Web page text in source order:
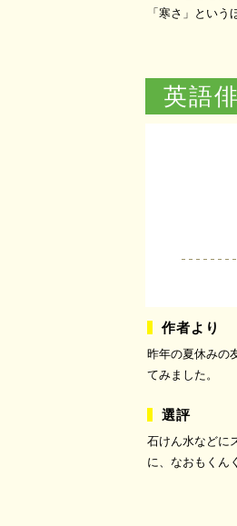
「寒さ」とい
英語
昨年の夏休みの
てみました。
石けん水などに
に、なおもくん